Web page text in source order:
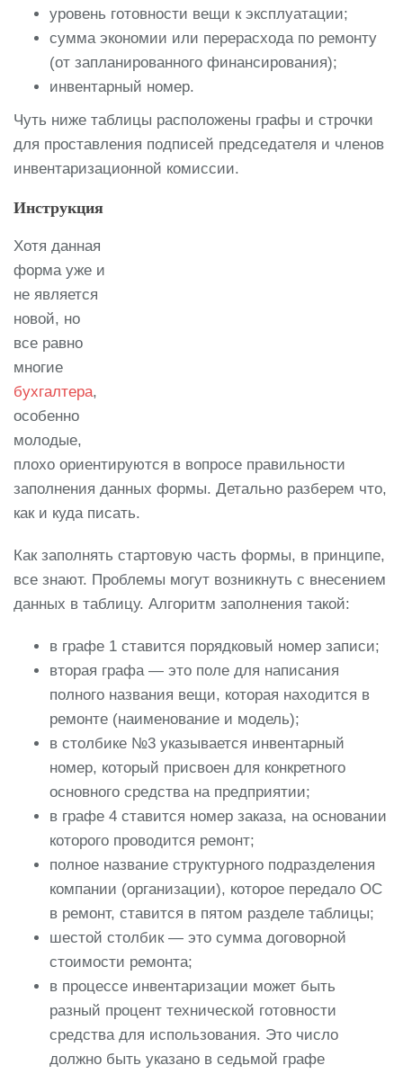
уровень готовности вещи к эксплуатации;
сумма экономии или перерасхода по ремонту
(от запланированного финансирования);
инвентарный номер.
Чуть ниже таблицы расположены графы и строчки
для проставления подписей председателя и членов
инвентаризационной комиссии.
Инструкция
Хотя данная
форма уже и
не является
новой, но
все равно
многие
бухгалтера,
особенно
молодые,
плохо ориентируются в вопросе правильности
заполнения данных формы. Детально разберем что,
как и куда писать.
Как заполнять стартовую часть формы, в принципе,
все знают. Проблемы могут возникнуть с внесением
данных в таблицу. Алгоритм заполнения такой:
в графе 1 ставится порядковый номер записи;
вторая графа — это поле для написания
полного названия вещи, которая находится в
ремонте (наименование и модель);
в столбике №3 указывается инвентарный
номер, который присвоен для конкретного
основного средства на предприятии;
в графе 4 ставится номер заказа, на основании
которого проводится ремонт;
полное название структурного подразделения
компании (организации), которое передало ОС
в ремонт, ставится в пятом разделе таблицы;
шестой столбик — это сумма договорной
стоимости ремонта;
в процессе инвентаризации может быть
разный процент технической готовности
средства для использования. Это число
должно быть указано в седьмой графе